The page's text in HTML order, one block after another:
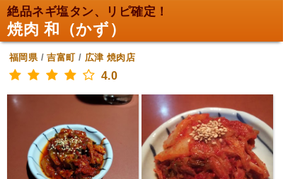
絶品ネギ塩タン、リピ確定！
焼肉 和（かず）
福岡県/吉富町/ 広津 焼肉店
4.0